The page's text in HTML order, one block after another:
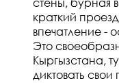
краткий
впечатление -
Это
Кыргызстана,
диктовать